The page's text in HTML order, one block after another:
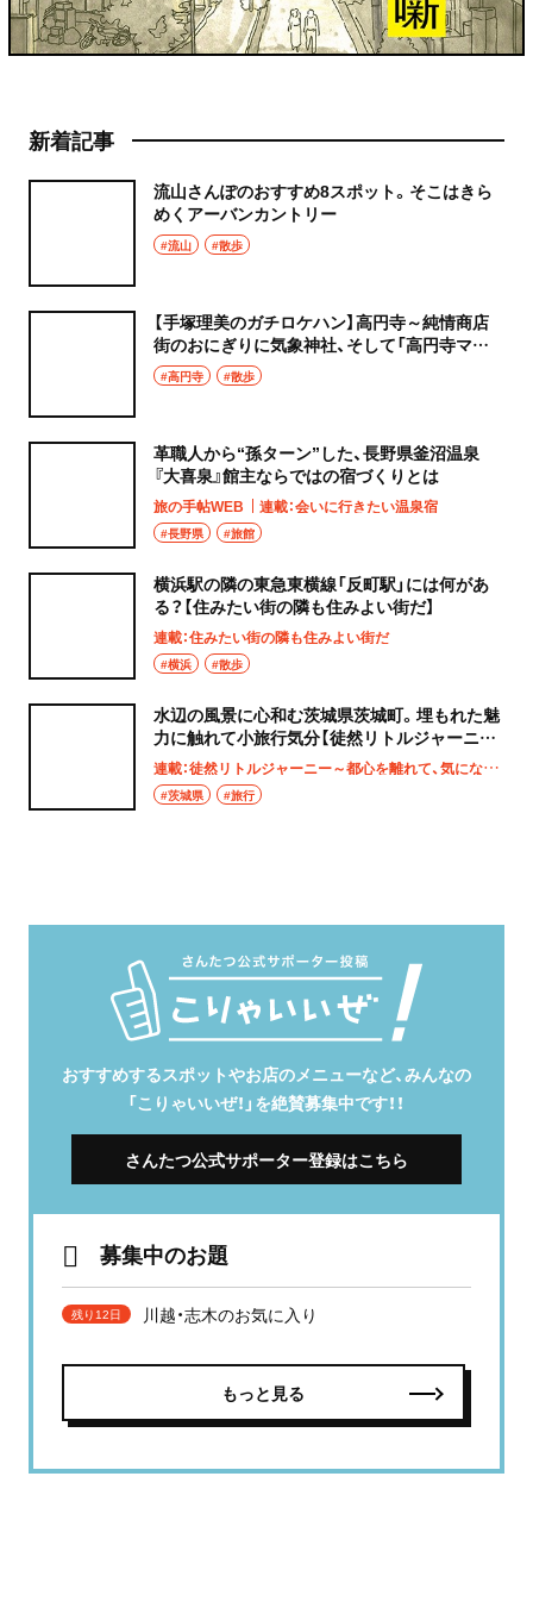
新着記事
流山さんぽのおすすめ8スポット。そこはきら
めくアーバンカントリー
#流山 #散歩
【手塚理美のガチロケハン】高円寺～純情商店
街のおにぎりに気象神社、そして「高円寺マシ
タ」へ！
#高円寺 #散歩
革職人から“孫ターン”した、長野県釜沼温泉
『大喜泉』館主ならではの宿づくりとは
旅の手帖WEB 連載：会いに行きたい温泉宿
#長野県 #旅館
横浜駅の隣の東急東横線「反町駅」には何があ
る？【住みたい街の隣も住みよい街だ】
連載：住みたい街の隣も住みよい街だ
#横浜 #散歩
水辺の風景に心和む茨城県茨城町。埋もれた魅
力に触れて小旅行気分【徒然リトルジャーニ
ー】
連載：徒然リトルジャーニー～都心を離れて、気になる土地へ
#茨城県 #旅行
おすすめするスポットやお店のメニューなど、みんなの
「こりゃいいぜ！」を絶賛募集中です！！
さんたつ公式サポーター登録はこちら
募集中のお題
残り12日 川越・志木のお気に入り
もっと見る